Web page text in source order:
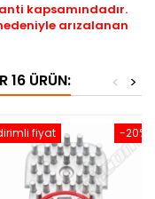
kapsamındadır.
arızalanan
16 ÜRÜN: >
<
-20%
fiyat